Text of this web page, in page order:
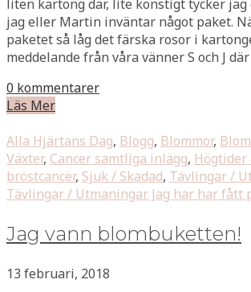
liten kartong där, lite konstigt tycker
jag eller Martin inväntar något paket.
paketet så låg det färska rosor i
meddelande från våra vänner S och J
0 kommentarer
Läs Mer
Alla Hjärtans Dag, Blogg, Blommor,
Växter, Cancer samtliga inlägg, Högtider
bröstcancer, Sjuk / Skadad, Tävlingar /
Tävlingar / Utmaningar Jag har har fått
Jag vann blombuketten!
13 februari, 2018